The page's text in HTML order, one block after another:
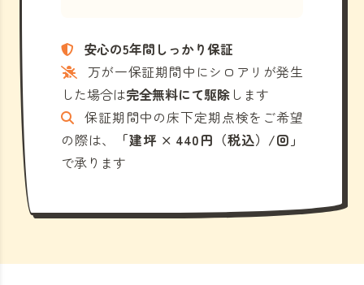
安心の5年間しっかり保証
万が一保証期間中にシロアリが発生
した場合は完全無料にて駆除 します
保証期間中の床下定期点検をご希望
の際は、
「建坪 × 440円（税込）/回」
で承ります